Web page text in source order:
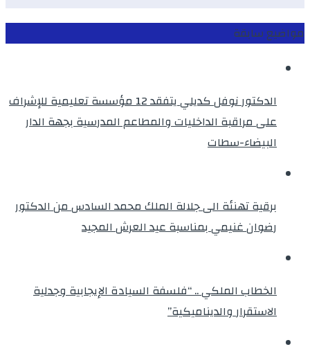
مواضيع سابقة
الدكتور نوفل كديلي يتفقد 12 مؤسسة تعليمية للإشراف
على مراقبة الداخليات والمطاعم المدرسية بجهة الدار
البيضاء-سطات
برقية تهنئة الى جلالة الملك محمد السادس من الدكتور
رضوان غنيمي بمناسبة عيد العرش المجيد
الخطاب الملكي .. “فلسفة السيادة الإيجابية وجدلية
الاستقرار والديناميكية”